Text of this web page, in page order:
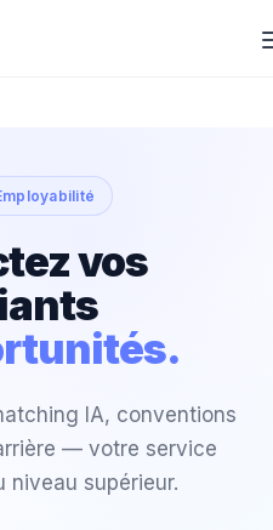
vos
IA, conventions
— votre service
niveau supérieur.